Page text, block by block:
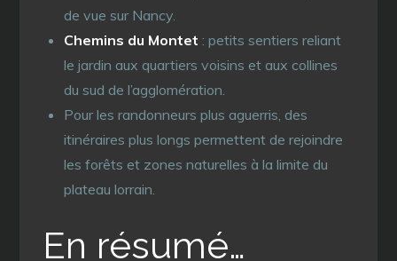
de vue sur Nancy.
Chemins du Montet : petits sentiers reliant
le jardin aux quartiers voisins et aux collines
du sud de l’agglomération.
Pour les randonneurs plus aguerris, des
itinéraires plus longs permettent de rejoindre
les forêts et zones naturelles à la limite du
plateau lorrain.
En résumé…